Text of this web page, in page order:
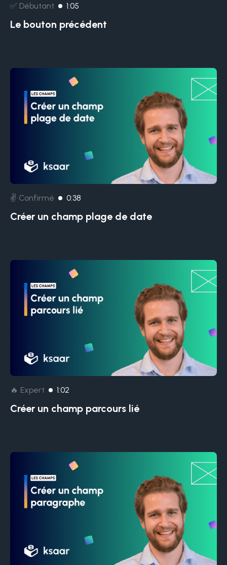
✅ Débutant 1:05
Le bouton précédent
✌️ Confirmé 0:38
Créer un champ plage de date
🔥 Expert 1:02
Créer un champ parcours lié